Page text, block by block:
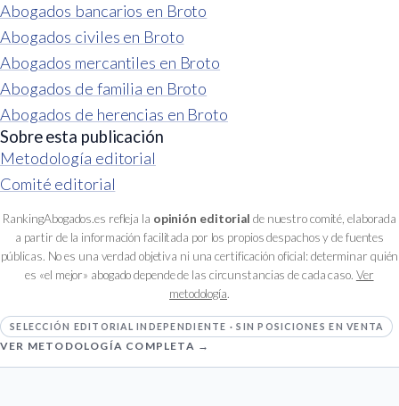
Abogados bancarios en Broto
Abogados civiles en Broto
Abogados mercantiles en Broto
Abogados de familia en Broto
Abogados de herencias en Broto
Sobre esta publicación
Metodología editorial
Comité editorial
RankingAbogados.es refleja la opinión editorial de nuestro comité, elaborada
a partir de la información facilitada por los propios despachos y de fuentes
públicas. No es una verdad objetiva ni una certificación oficial: determinar quién
es «el mejor» abogado depende de las circunstancias de cada caso. Ver
metodología.
SELECCIÓN EDITORIAL INDEPENDIENTE · SIN POSICIONES EN VENTA
VER METODOLOGÍA COMPLETA →